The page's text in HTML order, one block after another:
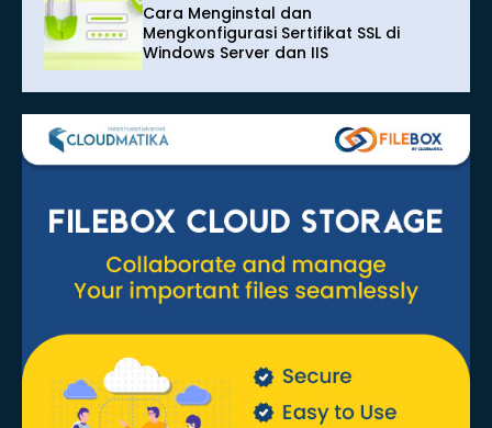
Cara Menginstal dan
Mengkonfigurasi Sertifikat SSL di
Windows Server dan IIS